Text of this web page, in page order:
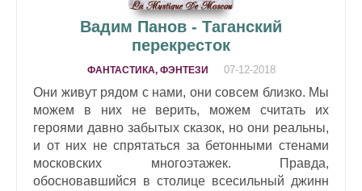
Вадим Панов - Таганский
перекресток
ФАНТАСТИКА, ФЭНТЕЗИ 07-12-2018
Они живут рядом с нами, они совсем близко. Мы
можем в них не верить, можем считать их
героями давно забытых сказок, но они реальны,
и от них не спрятаться за бетонными стенами
московских многоэтажек. Правда,
обосновавшийся в столице всесильный джинн